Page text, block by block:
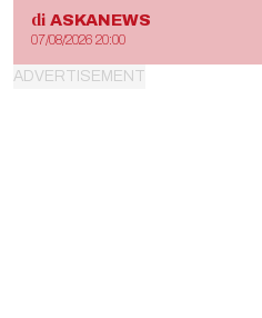
di ASKANEWS
07/08/2026 20:00